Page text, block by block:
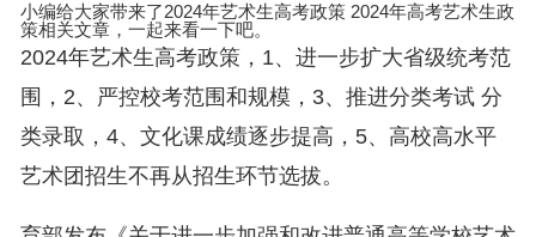
小编给大家带来了2024年艺术生高考政策 2024年高考艺术生政
策相关文章，一起来看一下吧。
2024年艺术生高考政策，1、进一步扩大省级统考范
围，2、严控校考范围和规模，3、推进分类考试 分
类录取，4、文化课成绩逐步提高，5、高校高水平
艺术团招生不再从招生环节选拔。